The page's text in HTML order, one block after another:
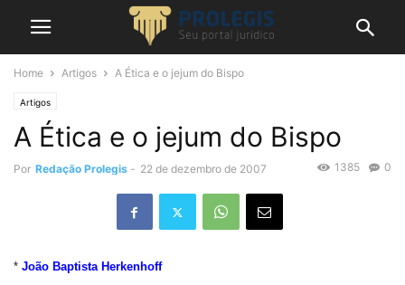
Home Artigos A Ética e o jejum do Bispo
Artigos
A Ética e o jejum do Bispo
Por Redação Prolegis - 22 de dezembro de 2007 0
1385
* João Baptista Herkenhoff